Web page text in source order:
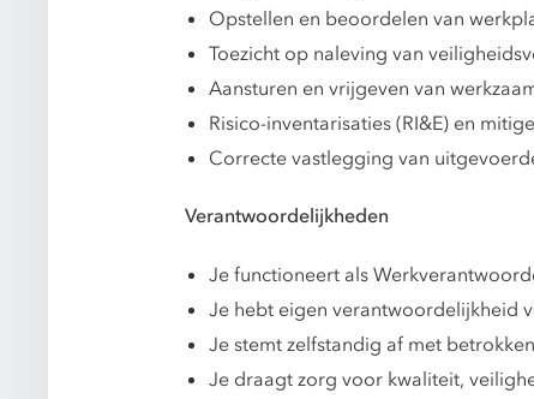
Opstellen en beoordelen van
Toezicht op naleving van
Aansturen en vrijgeven van
Risico-inventarisaties (RI&E) en
Correcte vastlegging van
Verantwoordelijkheden
Je functioneert als
Je hebt eigen verantwoordelijkheid
Je stemt zelfstandig af met
Je draagt zorg voor kwaliteit,